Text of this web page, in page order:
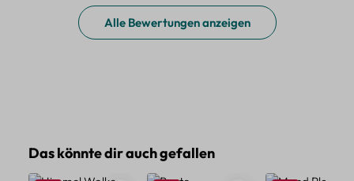
Alle Bewertungen anzeigen
Produktgalerie überspringen
Das könnte dir auch gefallen